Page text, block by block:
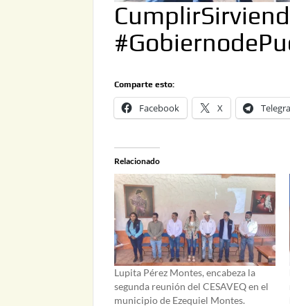
Comparte esto:
Facebook X
Relacionado
Lupita Pérez Montes, encabeza la
segunda reunión del CESAVEQ en el
municipio de Ezequiel Montes.